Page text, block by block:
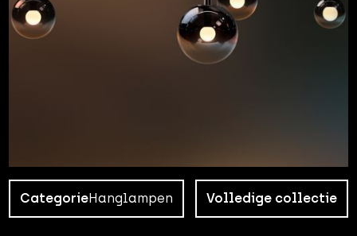
CategorieHanglampen Volledige collectie